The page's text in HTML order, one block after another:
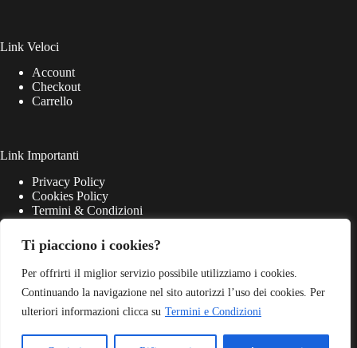
Ti piacciono i cookies?
Per offrirti il miglior servizio possibile utilizziamo i cookies.
Continuando la navigazione nel sito autorizzi l’uso dei cookies. Per
ulteriori informazioni clicca su Termini e Condizioni
Link Veloci
Account
Checkout
Carrello
Link Importanti
Privacy Policy
Cookies Policy
Termini & Condizioni